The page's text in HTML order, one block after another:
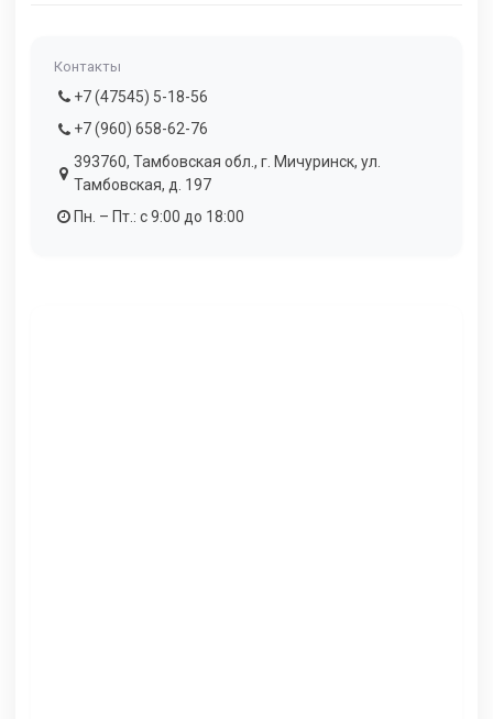
Контакты
+7 (47545) 5-18-56
+7 (960) 658-62-76
393760, Тамбовская обл., г. Мичуринск, ул.
Тамбовская, д. 197
Пн. – Пт.: с 9:00 до 18:00